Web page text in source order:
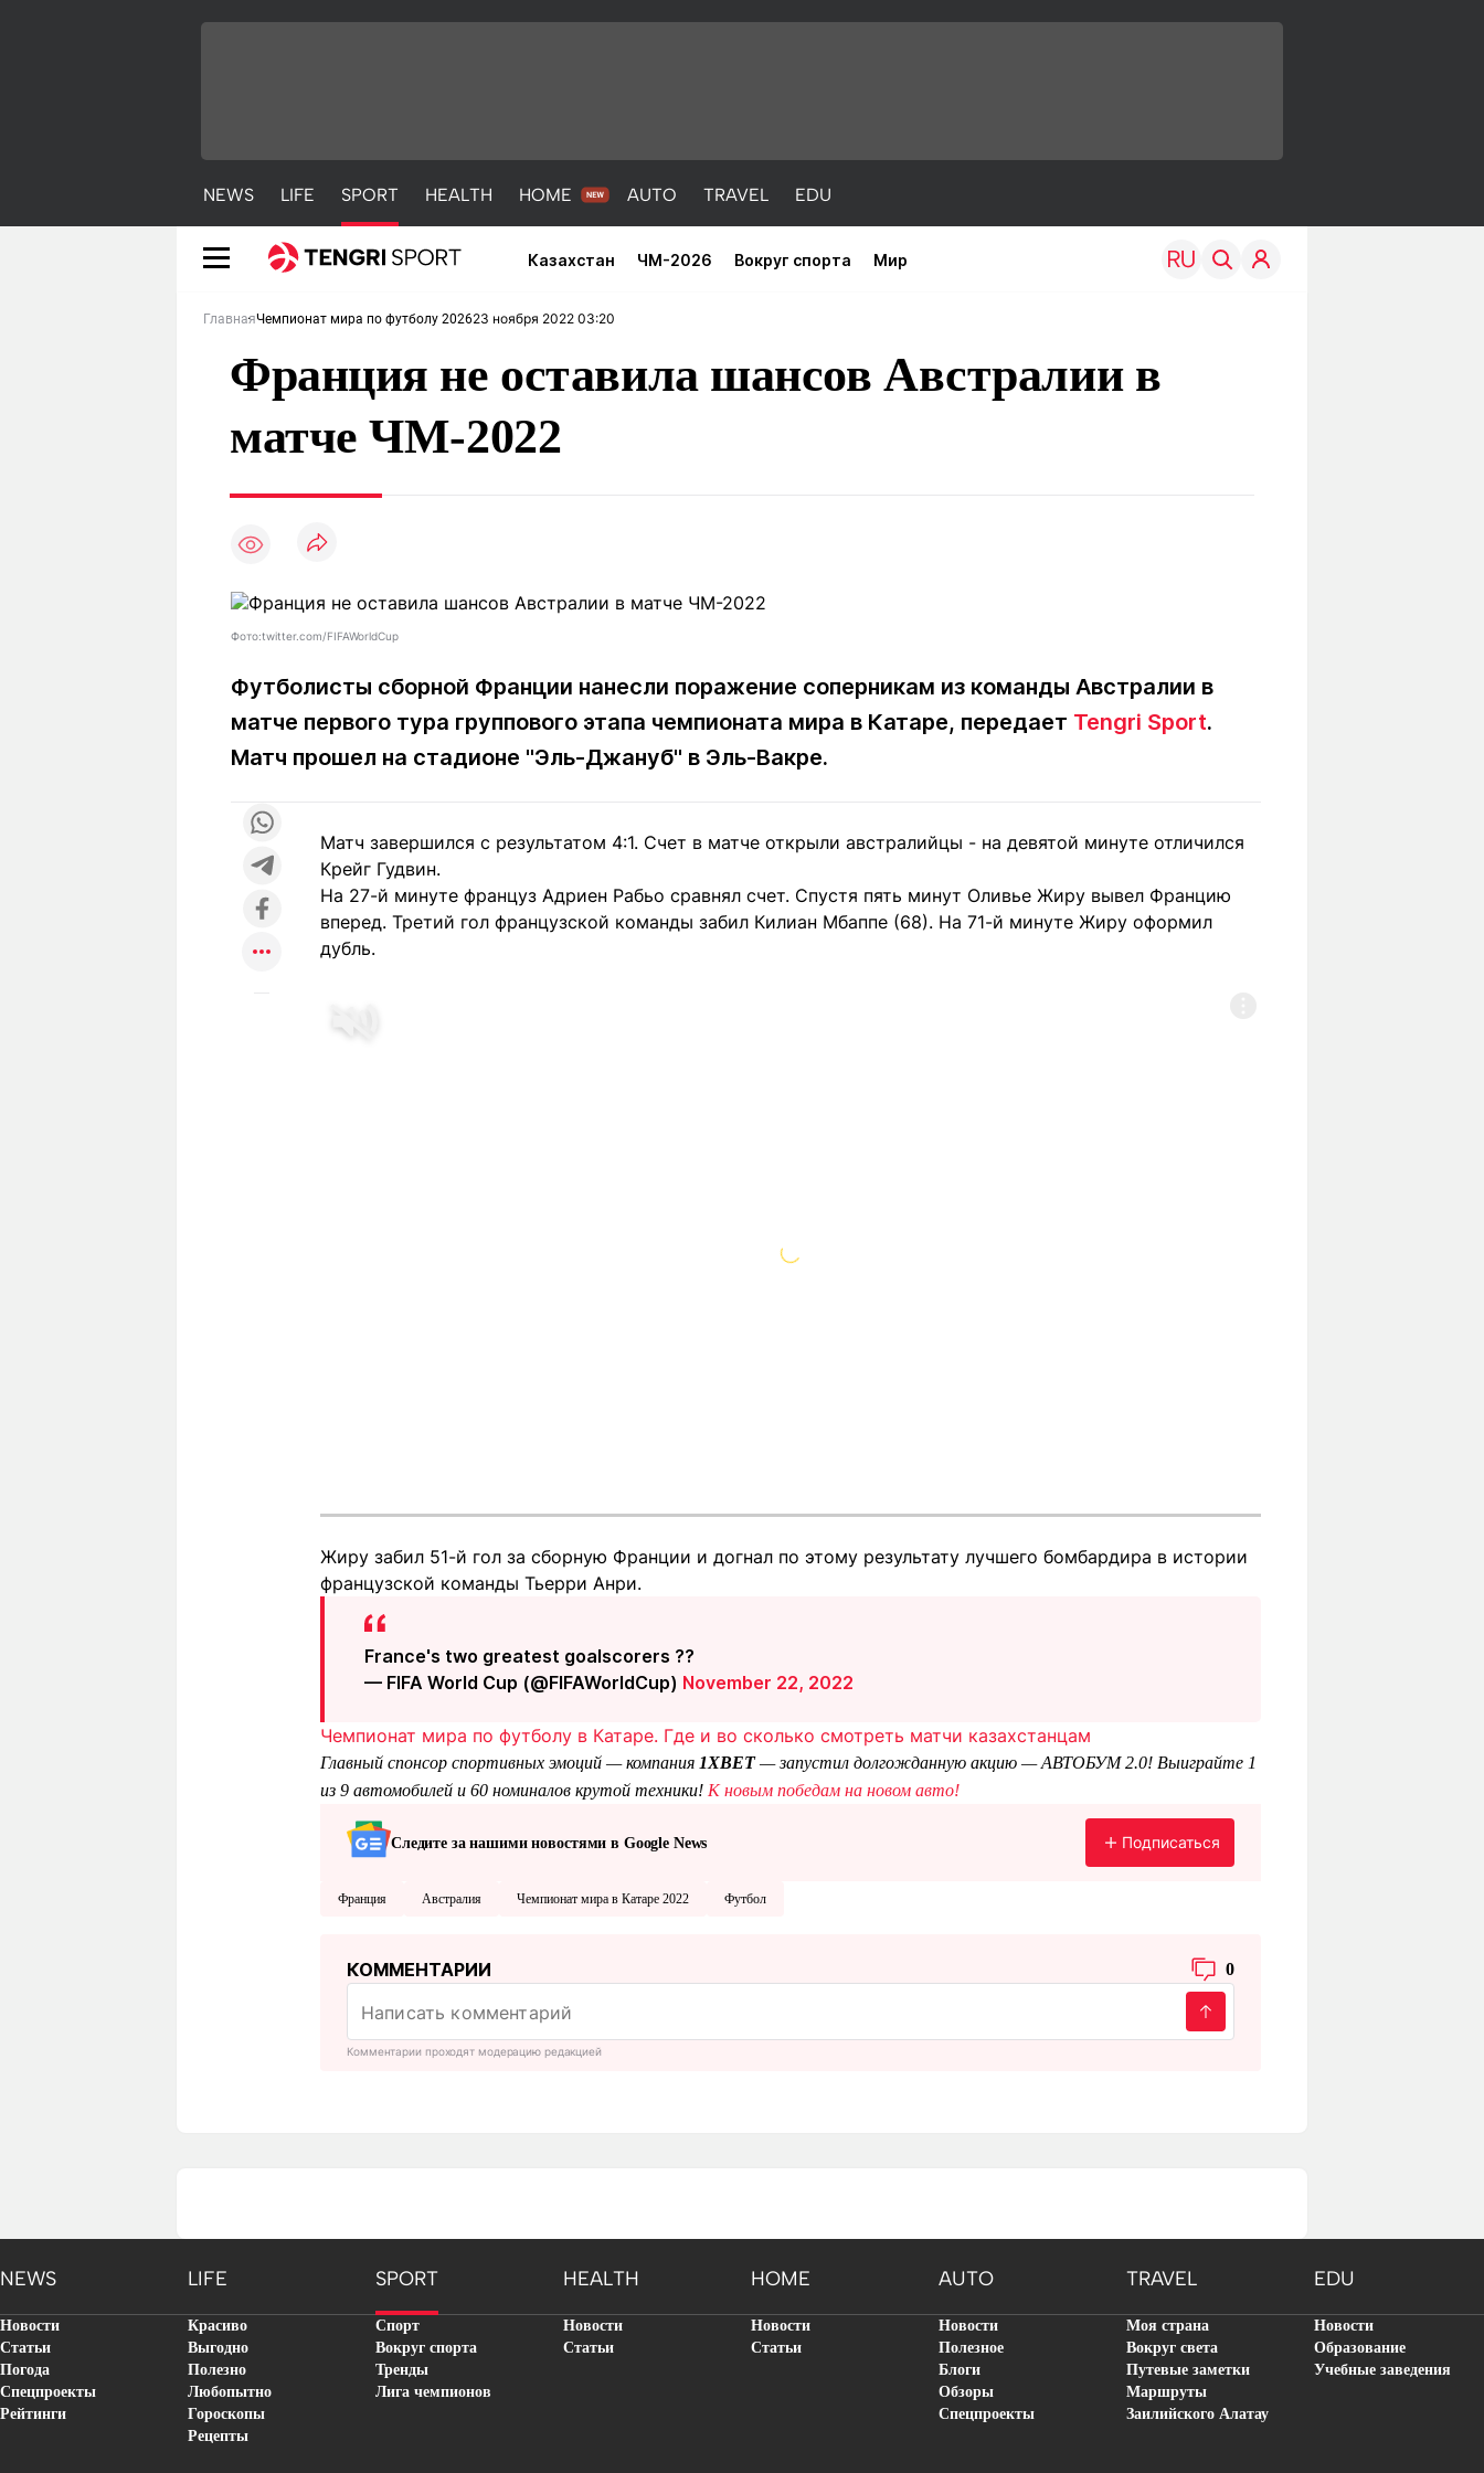
NEWS LIFE SPORT HEALTH HOME AUTO TRAVEL EDU
Казахстан ЧМ-2026 Вокруг спорта Мир
Погода
Рейтинги
LIFE
Гороскопы
Рецепты
SPORT
чемпионов
О проекте Контакты редакции Вакансии Реклама
+7 (777) 001 44 99
Реклама Мы в социальных сетях
ГлавнаяЧемпионат мира по футболу 202623 ноября 2022 03:20
Франция не оставила шансов Австралии в
матче ЧМ-2022
Фото:twitter.com/FIFAWorldCup
Футболисты сборной Франции нанесли поражение соперникам из команды Австралии в
матче первого тура группового этапа чемпионата мира в Катаре, передает Tengri Sport.
Матч прошел на стадионе "Эль-Джануб" в Эль-Вакре.
Матч завершился с результатом 4:1. Счет в матче открыли австралийцы - на девятой минуте отличился
Крейг Гудвин.
На 27-й минуте француз Адриен Рабьо сравнял счет. Спустя пять минут Оливье Жиру вывел Францию
вперед. Третий гол французской команды забил Килиан Мбаппе (68). На 71-й минуте Жиру оформил
дубль.
Жиру забил 51-й гол за сборную Франции и догнал по этому результату лучшего бомбардира в истории
французской команды Тьерри Анри.
France's two greatest goalscorers ??
— FIFA World Cup (@FIFAWorldCup) November 22, 2022
Чемпионат мира по футболу в Катаре. Где и во сколько смотреть матчи казахстанцам
Главный спонсор спортивных эмоций — компания 1XBET— запустил долгожданную акцию — АВТОБУМ 2.0! Выиграйте 1
из 9 автомобилей и 60 номиналов крутой техники! К новым победам на новом авто!
Следите за нашими новостями в Google News Подписаться
Франция Австралия Чемпионат мира в Катаре 2022 Футбол
КОММЕНТАРИИ 0
Комментарии проходят модерацию редакцией
NEWS LIFE SPORT HEALTH HOME AUTO TRAVEL EDU
Новости
Статьи
Погода
Спецпроекты
Рейтинги
Красиво
Выгодно
Полезно
Любопытно
Гороскопы
Рецепты
Спорт
Вокруг спорта
Тренды
Лига чемпионов
Новости
Статьи
Новости
Статьи
Новости
Полезное
Блоги
Обзоры
Спецпроекты
Моя страна
Вокруг света
Путевые заметки
Маршруты
Заилийского Алатау
Новости
Образование
Учебные заведения